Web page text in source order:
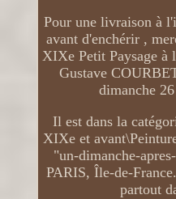
Pour une livraison à
avant d'enchérir ,
XIXe Petit Paysage à
Gustave
dimanche
Il est dans la
XIXe et
"un-dimanche-
PARIS, Île-de-
partout